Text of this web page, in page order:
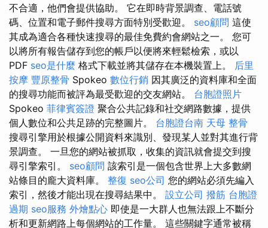
不合適，他們會提供協助。 它在即時背景調查、電話號
碼、位置和電子郵件搜尋方面特別受歡迎。 seo顧問 這使
其成為適合各種快速搜尋的最佳免費約會網站之一。 您可
以將所有報告儲存到您的帳戶以便將來輕鬆檢索，或以
PDF seo是什麼 格式下載並將其儲存在本機裝置上。 后里
按摩 豐原整骨 Spokeo 數位行銷 因其廣泛的資料庫和全面
的搜尋功能而被評為最受歡迎的交友網站。 台胞證照片
Spokeo 菲律賓簽證 聚合公共記錄和社交網路數據，提供
個人數位和公共足跡的完整圖片。 台胞證台南 天母 整骨
搜尋引擎用於根據公開資料來識別、發現某人並對其進行背
景調查。 一旦您的網站被抓取，收集的資訊就會提交到搜
尋引擎索引。 seo顧問 該索引是一個包含世界上大多數網
站條目的龐大資料庫。 整復 seo公司 您的網站必須先編入
索引，然後才能出現在搜尋結果中。 設立公司 撥筋 台胞證
過期 seo服務 外燴點心 即使是一大群人也無法跟上不斷分
析和更新網路上每個網站的工作量。 這些關鍵字通常被稱